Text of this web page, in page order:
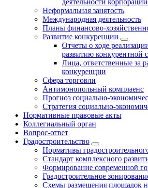
Неформальная занятость
Международная деятельность
Планы финансово-
Развитие конкуренции
Отчеты о ходе
развитию конкурентной
Лица, ответственные за
конкуренции
Сфера торговли
Антимонопольный комплаенс
Прогноз социально-
Стратегия социально-
Нормативные правовые акты
Коллегиальный орган
Вопрос-ответ
Градостроительство
Нормативы
Стандарт комплексного
Формирование современной
Градостроительное
Схемы размещения площадок